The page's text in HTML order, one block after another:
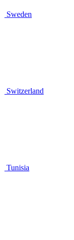
Sweden
Switzerland
Tunisia